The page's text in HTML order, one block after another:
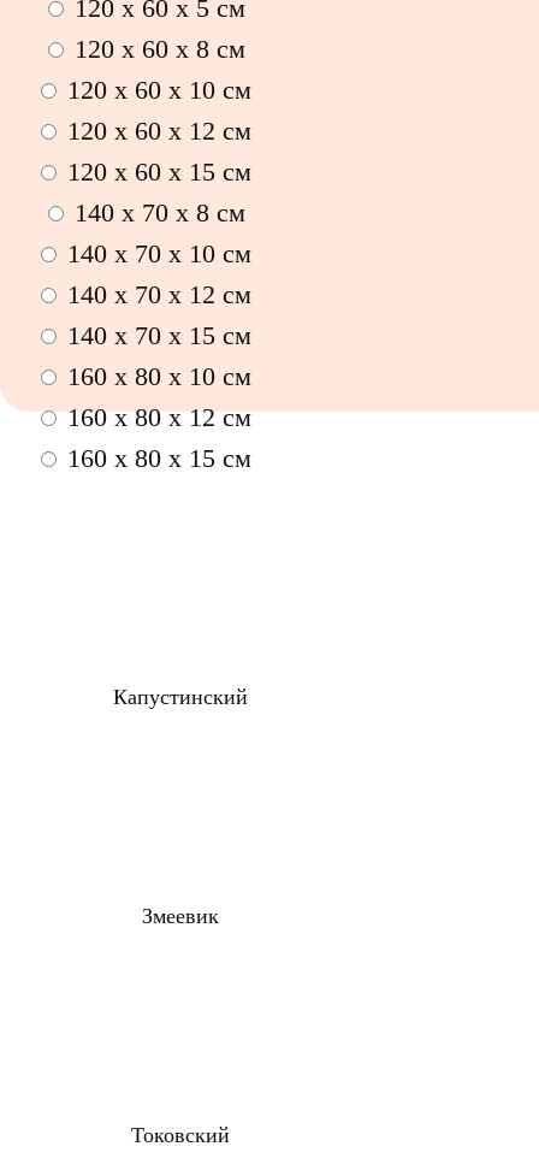
120 x 60 x 5 см
120 x 60 x 8 см
120 x 60 x 10 см
120 x 60 x 12 см
120 x 60 x 15 см
140 x 70 x 8 см
140 x 70 x 10 см
140 x 70 x 12 см
140 x 70 x 15 см
160 x 80 x 10 см
160 x 80 x 12 см
160 x 80 x 15 см
Капустинский
Змеевик
Токовский